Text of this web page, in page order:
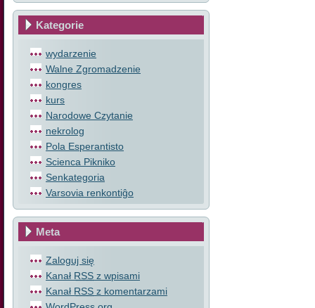
Kategorie
wydarzenie
Walne Zgromadzenie
kongres
kurs
Narodowe Czytanie
nekrolog
Pola Esperantisto
Scienca Pikniko
Senkategoria
Varsovia renkontiĝo
Meta
Zaloguj się
Kanał RSS z wpisami
Kanał RSS z komentarzami